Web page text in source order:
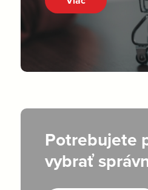
Potrebujete
vybrať